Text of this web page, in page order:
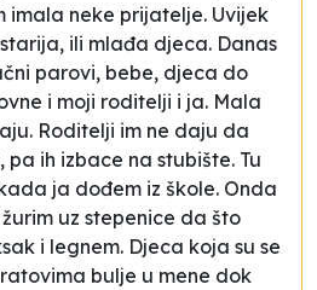
imala neke prijatelje. Uvijek
ili mlađa djeca. Danas
parovi, bebe, djeca do
i moji roditelji i ja. Mala
Roditelji im ne daju da
ih izbace na stubište. Tu
ja dođem iz škole. Onda
uz stepenice da što
i legnem. Djeca koja su se
bulje u mene dok